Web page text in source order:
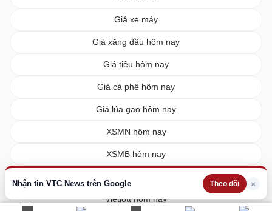
Nhận tin VTC News trên Google Theo dõi ×
Giá xe máy
Giá xăng dầu hôm nay
Giá tiêu hôm nay
Giá cà phê hôm nay
Giá lúa gạo hôm nay
XSMN hôm nay
XSMB hôm nay
Vietlott hôm nay